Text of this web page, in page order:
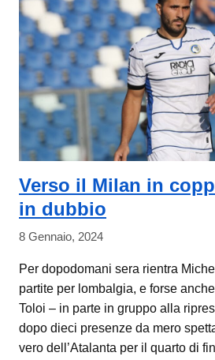
Verso il Milan in
in dubbio
8 Gennaio, 2024
Per dopodomani sera rientra
partite per lombalgia, e forse
Toloi – in parte in gruppo alla
dopo dieci presenze da mero
vero dell’Atalanta per il quarto di